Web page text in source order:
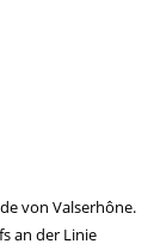
von Valserhône.
an der Linie